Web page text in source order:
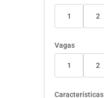
1 2
Vagas
1 2
Características